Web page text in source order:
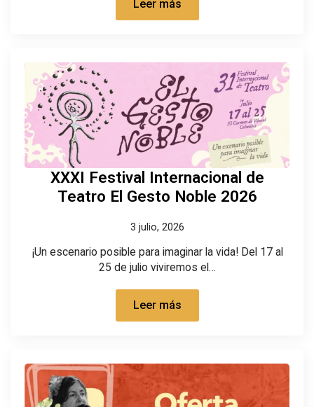
Leer más
XXXI Festival Internacional de
Teatro El Gesto Noble 2026
3 julio, 2026
¡Un escenario posible para imaginar la vida! Del 17 al
25 de julio viviremos el…
Leer más